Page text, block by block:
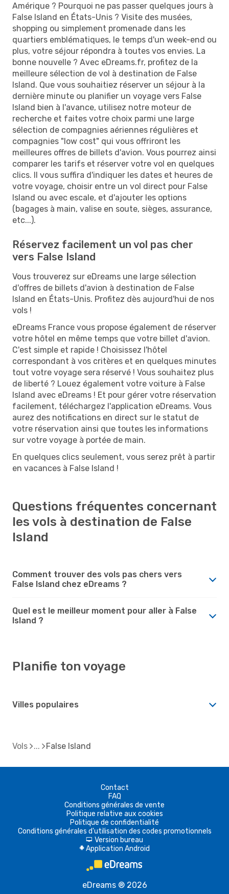
Amérique ? Pourquoi ne pas passer quelques jours à
False Island en États-Unis ? Visite des musées,
shopping ou simplement promenade dans les
quartiers emblématiques, le temps d'un week-end ou
plus, votre séjour répondra à toutes vos envies. La
bonne nouvelle ? Avec eDreams.fr, profitez de la
meilleure sélection de vol à destination de False
Island. Que vous souhaitiez réserver un séjour à la
dernière minute ou planifier un voyage vers False
Island bien à l'avance, utilisez notre moteur de
recherche et faites votre choix parmi une large
sélection de compagnies aériennes régulières et
compagnies "low cost" qui vous offriront les
meilleures offres de billets d'avion. Vous pourrez ainsi
comparer les tarifs et réserver votre vol en quelques
clics. Il vous suffira d'indiquer les dates et heures de
votre voyage, choisir entre un vol direct pour False
Island ou avec escale, et d'ajouter les options
(bagages à main, valise en soute, sièges, assurance,
etc...).
Réservez facilement un vol pas cher
vers False Island
Vous trouverez sur eDreams une large sélection
d'offres de billets d'avion à destination de False
Island en États-Unis. Profitez dès aujourd'hui de nos
vols !
eDreams France vous propose également de réserver
votre hôtel en même temps que votre billet d'avion.
C'est simple et rapide ! Choisissez l'hôtel
correspondant à vos critères et en quelques minutes
tout votre voyage sera réservé ! Vous souhaitez plus
de liberté ? Louez également votre voiture à False
Island avec eDreams ! Et pour gérer votre réservation
facilement, téléchargez l'application eDreams. Vous
aurez des notifications en direct sur le statut de
votre réservation ainsi que toutes les informations
sur votre voyage à portée de main.
En quelques clics seulement, vous serez prêt à partir
en vacances à False Island !
Questions fréquentes concernant
les vols à destination de False
Island
Comment trouver des vols pas chers vers
False Island chez eDreams ?
Quel est le meilleur moment pour aller à False
Island ?
Planifie ton voyage
Villes populaires
Vols False Island
Contact
FAQ
Conditions générales de vente
Politique relative aux cookies
Politique de confidentialité
Conditions générales d'utilisation des codes promotionnels
d Version bureau
A Application Android
eDreams ® 2026